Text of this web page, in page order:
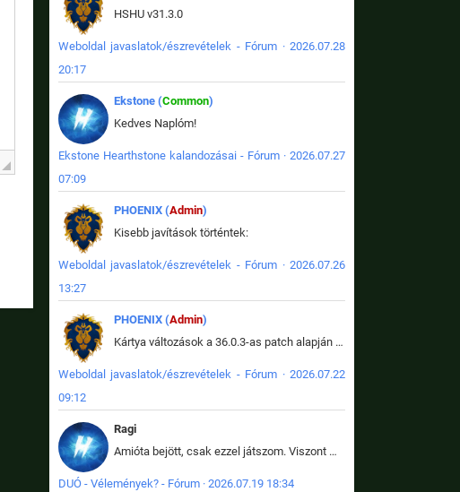
HSHU v31.3.0
Weboldal javaslatok/észrevételek - Fórum · 2026.07.28
20:17
Ekstone (Common)
Kedves Naplóm!
Ekstone Hearthstone kalandozásai - Fórum · 2026.07.27
07:09
PHOENIX (Admin)
Kisebb javítások történtek:
Weboldal javaslatok/észrevételek - Fórum · 2026.07.26
13:27
PHOENIX (Admin)
Kártya változások a 36.0.3-as patch alapján frissítve az adatbázisban (képek is cserélve).
Weboldal javaslatok/észrevételek - Fórum · 2026.07.22
09:12
Ragi
Amióta bejött, csak ezzel játszom. Viszont mint minden más - akár az alapjáték is, ez is baromira összetett lett. Néha már pár kör után is esélytelen az egész. Vagy irreállisan túltápol valaki, vagy lelép a partner, vagy csak hülye mint a segg. És amikor eljönne az én időm, na akkor jön el mindenki másé is. Engem jobban érdekelne, hogy ki milyen ratingen szokott játszani. Na ez lenne egy érdekes adat.
DUÓ - Vélemények? - Fórum · 2026.07.19 18:34